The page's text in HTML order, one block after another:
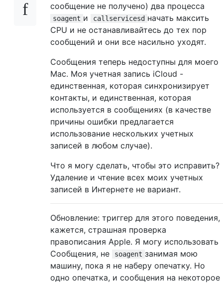
сообщение не получено) два процесса
soagent и callservicesd начать максить
CPU и не останавливайтесь до тех пор
сообщений и они все насильно уходят.
Сообщения теперь недоступны для моего
Mac. Моя учетная запись iCloud -
единственная, которая синхронизирует
контакты, и единственная, которая
используется в сообщениях (в качестве
причины ошибки предлагается
использование нескольких учетных
записей в любом случае).
Что я могу сделать, чтобы это исправить?
Удаление и чтение всех моих учетных
записей в Интернете не вариант.
Обновление: триггер для этого поведения,
кажется, страшная проверка
правописания Apple. Я могу использовать
Сообщения, не
soagent занимая мою
машину, пока я не наберу опечатку. Но
одно опечатка, и сообщения на некоторое